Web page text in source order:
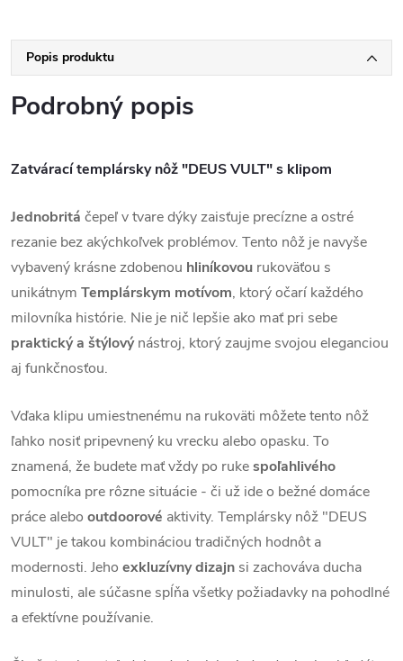
Popis produktu
Podrobný popis
Zatvárací templársky nôž "DEUS VULT" s klipom
Jednobritá čepeľ v tvare dýky zaisťuje precízne a ostré
rezanie bez akýchkoľvek problémov. Tento nôž je navyše
vybavený krásne zdobenou hliníkovou rukoväťou s
unikátnym Templárskym motívom, ktorý očarí každého
milovníka histórie. Nie je nič lepšie ako mať pri sebe
praktický a štýlovýnástroj, ktorý zaujme svojou eleganciou
aj funkčnosťou.
Vďaka klipu umiestnenému na rukoväti môžete tento nôž
ľahko nosiť pripevnený ku vrecku alebo opasku. To
znamená, že budete mať vždy po rukespoľahlivého
pomocníka pre rôzne situácie - či už ide o bežné domáce
práce alebo outdoorové aktivity. Templársky nôž "DEUS
VULT" je takou kombináciou tradičných hodnôt a
modernosti. Jeho exkluzívny dizajn si zachováva ducha
minulosti, ale súčasne spĺňa všetky požiadavky na pohodlné
a efektívne používanie.